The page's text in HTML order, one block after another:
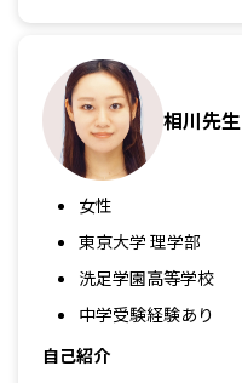
相川先生
女性
東京大学 理学部
洗足学園高等学校
中学受験経験あり
自己紹介